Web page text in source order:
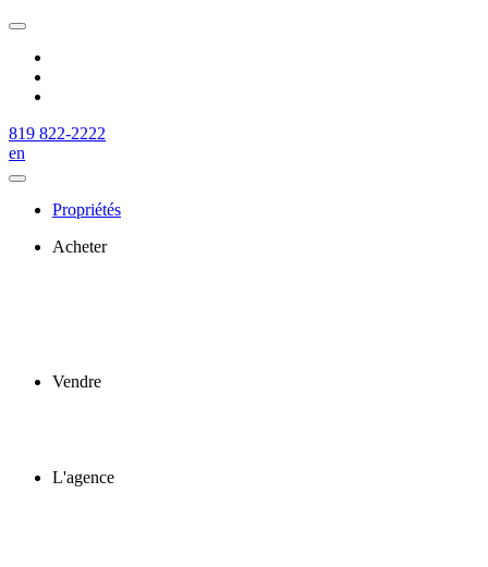
819 822-2222
en
Propriétés
Acheter
Vendre
L'agence